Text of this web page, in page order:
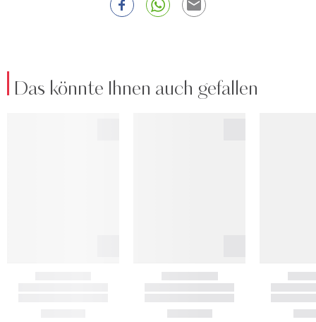
Das könnte Ihnen auch gefallen